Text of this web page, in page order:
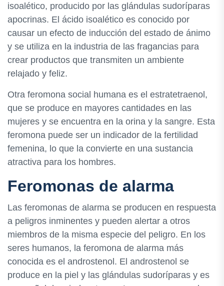
isoalético, producido por las glándulas sudoríparas
apocrinas. El ácido isoalético es conocido por
causar un efecto de inducción del estado de ánimo
y se utiliza en la industria de las fragancias para
crear productos que transmiten un ambiente
relajado y feliz.
Otra feromona social humana es el estratetraenol,
que se produce en mayores cantidades en las
mujeres y se encuentra en la orina y la sangre. Esta
feromona puede ser un indicador de la fertilidad
femenina, lo que la convierte en una sustancia
atractiva para los hombres.
Feromonas de alarma
Las feromonas de alarma se producen en respuesta
a peligros inminentes y pueden alertar a otros
miembros de la misma especie del peligro. En los
seres humanos, la feromona de alarma más
conocida es el androstenol. El androstenol se
produce en la piel y las glándulas sudoríparas y es